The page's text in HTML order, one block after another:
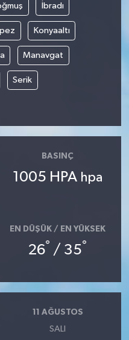
İbradı
Konyaaltı
Manavgat
Serik
BASINÇ
1005 HPA hpa
EN DÜŞÜK / EN YÜKSEK
26° / 35°
11 AĞUSTOS
SALI